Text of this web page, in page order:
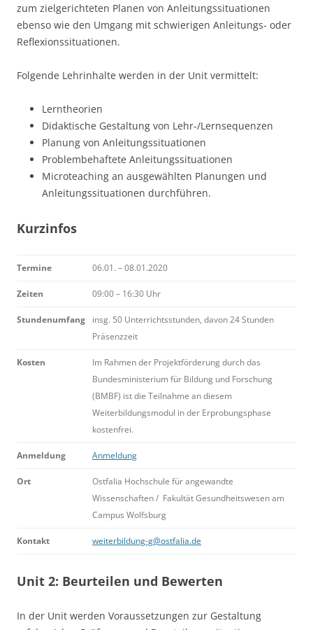
zum zielgerichteten Planen von Anleitungssituationen
ebenso wie den Umgang mit schwierigen Anleitungs- oder
Reflexionssituationen.
Folgende Lehrinhalte werden in der Unit vermittelt:
Lerntheorien
Didaktische Gestaltung von Lehr-/Lernsequenzen
Planung von Anleitungssituationen
Problembehaftete Anleitungssituationen
Microteaching an ausgewählten Planungen und
Anleitungssituationen durchführen.
Kurzinfos
Termine 06.01. – 08.01.2020
Zeiten 09:00 – 16:30 Uhr
Stundenumfang
insg. 50 Unterrichtsstunden, davon 24 Stunden
Präsenzzeit
Kosten
Im Rahmen der Projektförderung durch das
Bundesministerium für Bildung und Forschung
(BMBF) ist die Teilnahme an diesem
Weiterbildungsmodul in der Erprobungsphase
kostenfrei.
Anmeldung Anmeldung
Ort
Ostfalia Hochschule für angewandte
Wissenschaften / Fakultät Gesundheitswesen am
Campus Wolfsburg
Kontakt weiterbildung-g@ostfalia.de
Unit 2: Beurteilen und Bewerten
In der Unit werden Voraussetzungen zur Gestaltung